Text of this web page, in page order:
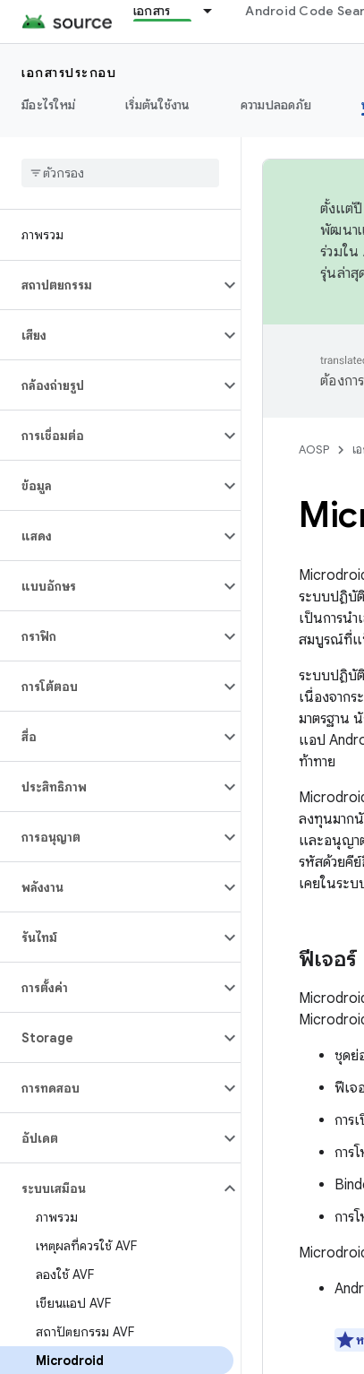
เอกสาร Android Code
เอกสารประกอบ
มีอะไรใหม่
เริ่มต้นใช้งาน ความปลอดภัย
ภาพรวม
สถาปัตยกรรม
เสียง
กล้องถ่ายรูป
การเชื่อมต่อ
ข้อมูล
แสดง
แบบอักษร
กราฟิก
การโต้ตอบ
สื่อ
ประสิทธิภาพ
การอนุญาต
พลังงาน
รันไทม์
การตั้งค่า
Storage
การทดสอบ
อัปเดต
ระบบเสมือน
ภาพรวม
เหตุผลที่ควรใช้ AVF
ลองใช้ AVF
เขียนแอป AVF
สถาปัตยกรรม AVF
Microdroid
ตั้งแต่ปี
พัฒนาแ
ร่วมใน
รุ่นล่าสุ
ต้องกา
AOSP เ
ระบบปฏิบั
เป็นการน
สมบูรณ์ที่แ
ระบบปฏิบั
เนื่องจาก
มาตรฐาน
แอป
ท้าทาย
ลงทุนมาก
และอนุญา
รหัสด้วยคี
เคยในระ
ฟีเจอร์
ชุดย่
ฟีเจ
การ
การ
การ